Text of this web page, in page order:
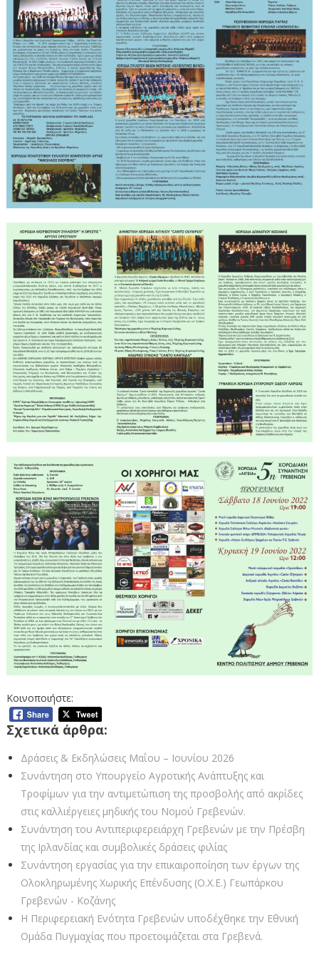
Κοινοποιήστε:
Σχετικά άρθρα:
Δράσεις & Εκδηλώσεις Μαΐου – Ιουνίου 2026
Συνάντηση στο Υπουργείο Αγροτικής Ανάπτυξης και
Τροφίμων για την αντιμετώπιση της προσβολής από ακρίδες
στις καλλιέργειες μηδικής του Νομού Γρεβενών.
Συνάντηση του Αντιπεριφερειάρχη Γρεβενών με την Πρέσβη
της Ιρλανδίας και συμβολικές δράσεις φιλίας
Συνάντηση εργασίας για την επικαιροποίηση των έργων της
Ολοκληρωμένης Χωρικής Επένδυσης (Ο.Χ.Ε.) Γεωπάρκου
Γρεβενών - Κοζάνης
Η Περιφερειακή Ενότητα Γρεβενών υποδέχθηκε την Εθνική
Ομάδα Πυγμαχίας που προετοιμάζεται στα Γρεβενά.